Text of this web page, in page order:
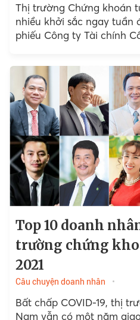
Thị trường Chứng khoán
nhiều khởi sắc ngay tuần
phiếu Công ty Tài chính
lịch sử mới; Ngân hàng
NVB) phát hành 150
Top 10 doanh
trường chứng
2021
Câu chuyện doanh nhân
Bất chấp COVID-19, thị
Nam vẫn có một năm